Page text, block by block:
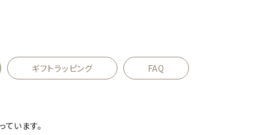
ギフトラッピング FAQ
います。